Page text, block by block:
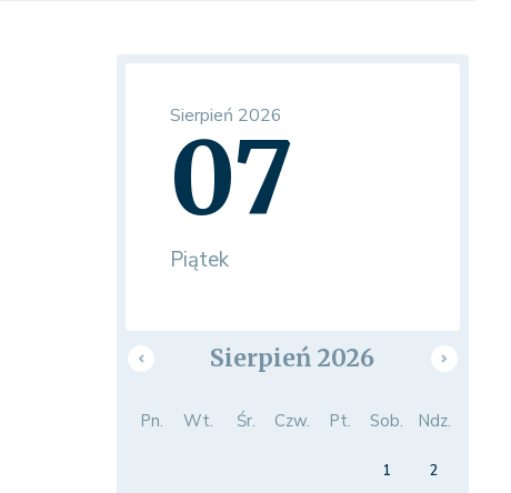
Sierpień 2026
07
Piątek
Sierpień 2026
Pn. Wt. Śr. Czw. Pt. Sob. Ndz.
1
2